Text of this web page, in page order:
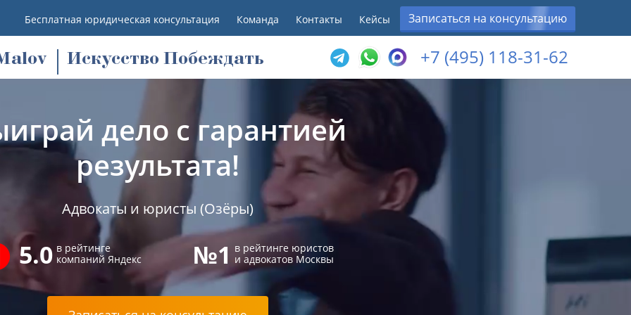
Бесплатная юридическая консультация Команда Контакты Кейсы Записаться на консультацию
alov Искусство Побеждать +7 (495) 118-31-62
дело с гарантией
результата!
Адвокаты и юристы (Озёры)
5.0 в рейтинге
компаний Яндекс
№1 в рейтинге юристов
и адвокатов Москвы